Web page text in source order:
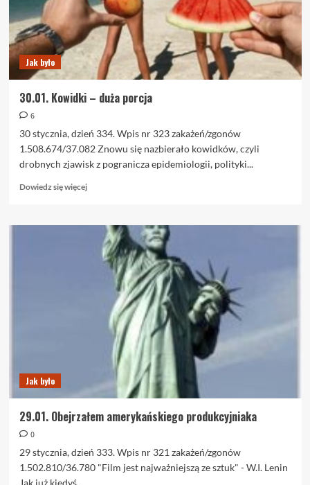
Jak było
30.01. Kowidki – duża porcja
6
30 stycznia, dzień 334. Wpis nr 323 zakażeń/zgonów
1.508.674/37.082 Znowu się nazbierało kowidków, czyli
drobnych zjawisk z pogranicza epidemiologii, polityki...
Dowiedz się więcejDowiedz
o
30.01.
Kowidki
Jak było
29.01. Obejrzałem amerykańskiego produkcyjniaka
0
29 stycznia, dzień 333. Wpis nr 321 zakażeń/zgonów
1.502.810/36.780 "Film jest najważniejszą ze sztuk" - W.I. Lenin